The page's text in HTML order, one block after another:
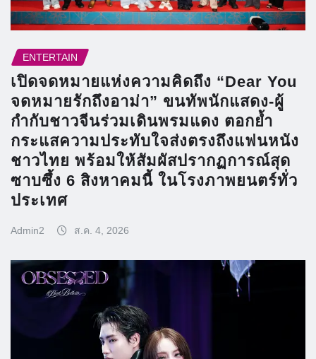
ENTERTAIN
เปิดจดหมายแห่งความคิดถึง “Dear You
จดหมายรักถึงอาม่า” ขนทัพนักแสดง-ผู้
กำกับชาวจีนร่วมเดินพรมแดง ตอกย้ำ
กระแสความประทับใจส่งตรงถึงแฟนหนัง
ชาวไทย พร้อมให้สัมผัสปรากฏการณ์สุด
ซาบซึ้ง 6 สิงหาคมนี้ ในโรงภาพยนตร์ทั่ว
ประเทศ
Admin2 ส.ค. 4, 2026